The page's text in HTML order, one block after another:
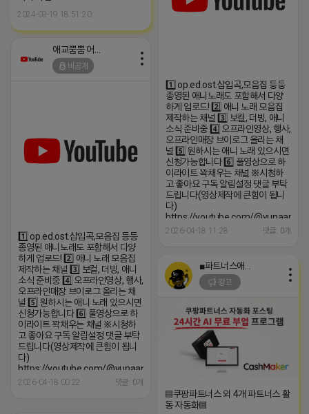
2024-09-19 18:51:20
1️⃣ op.ed.ost.삽입곡,모음집 등등
종영된 애니노래도 포함해서 다양
하게 업로드! 2️⃣ 애니 노래 모음집
제작하는 채널 3️⃣ 보컬, 더빙, 애니
소식 준비중 4️⃣ 오프라인영상, 행사,
오프라인매장 브이로그 올리는 채
널 5️⃣ 원하시는 애니 노래 있으시면
신청가능합니다 6️⃣ 풀영상으로 하
이라이트 꽉채우는 채널 ※시청하
고 좋아요 구독 알림설정 댓글 부탁
드립니다(영상제작에 큰힘이 됩니
다)
https://youtube.com/
si=1q_QihwQFHRuOIIk
2026-04-18 11:28 댓글: 0개
비공개
1️⃣ op.ed.ost.삽입곡,모음집 등등
종영된 애니노래도 포함해서 다양
하게 업로드! 2️⃣ 애니 노래 모음집
제작하는 채널 3️⃣ 보컬, 더빙, 애니
소식 준비중 4️⃣ 오프라인영상, 행사,
오프라인매장 브이로그 올리는 채
널 5️⃣ 원하시는 애니 노래 있으시면
신청가능합니다 6️⃣ 풀영상으로 하
이라이트 꽉채우는 채널 ※시청하
고 좋아요 구독 알림설정 댓글 부탁
드립니다(영상제작에 큰힘이 됩니
다)
https://youtube.com/@yunaanimation?
si=1q_QihwQFHRuOIIk
2026-04-18 00:22 댓글: 0개
광고
▤쿠팡파트너스 외 4개 파트너스 활
동 자동화▤